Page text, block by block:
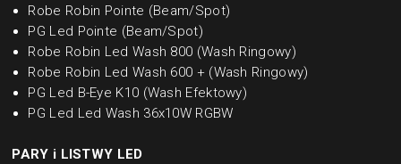
Robe Robin Pointe (Beam/Spot)
PG Led Pointe (Beam/Spot)
Robe Robin Led Wash 800 (Wash Ringowy)
Robe Robin Led Wash 600 + (Wash Ringowy)
PG Led B-Eye K10 (Wash Efektowy)
PG Led Led Wash 36x10W RGBW
PARY i LISTWY LED